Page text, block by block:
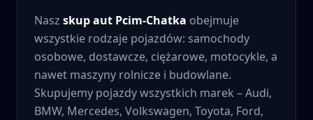
Nasz skup aut Pcim-Chatka obejmuje
wszystkie rodzaje pojazdów: samochody
osobowe, dostawcze, ciężarowe, motocykle, a
nawet maszyny rolnicze i budowlane.
Skupujemy pojazdy wszystkich marek – Audi,
BMW, Mercedes, Volkswagen, Toyota, Ford,